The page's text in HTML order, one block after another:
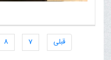
قبلی 7
8